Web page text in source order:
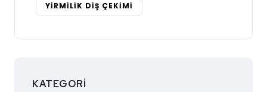
YIRMILIK DIŞ ÇEKIMI
KATEGORI